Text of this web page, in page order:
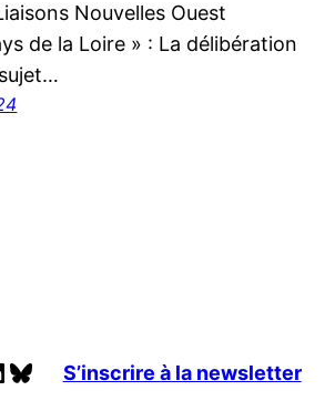
Nouvelles Ouest
de la Loire » : La délibération
BlueskyS’inscrire à la newsletter